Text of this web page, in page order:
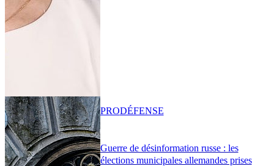
Guerre de désinformation russe : les
élections municipales allemandes prises
PRODÉFENSE